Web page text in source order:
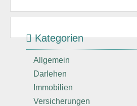
Kategorien
Allgemein
Darlehen
Immobilien
Versicherungen